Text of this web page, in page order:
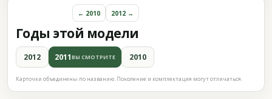
Годы этой модели
← 2010 2012 →
2012 2011ВЫ СМОТРИТЕ 2010
Карточки объединены по названию. Поколение и комплектация могут отличаться.